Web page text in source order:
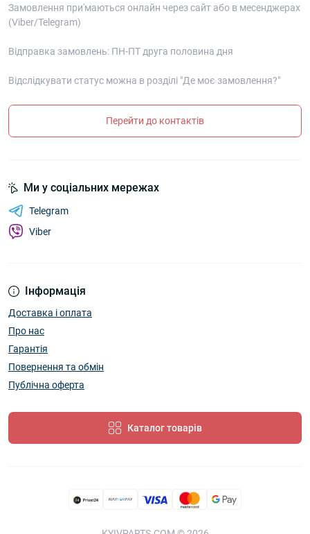
Замовлення при'маються онлайн через сайт або в месенджерах
(Viber/Telegram)
Відправка замовлень: ПН-ПТ друга половина дня
Відслідкувати статус можна в розділі "Де моє замовлення?"
Перейти до контактів
Інформація
Доставка і оплата
Про нас
Гарантія
Повернення та обмін
Публічна оферта
Каталог товарів
Ми у соціальних мережах
Telegram
Viber